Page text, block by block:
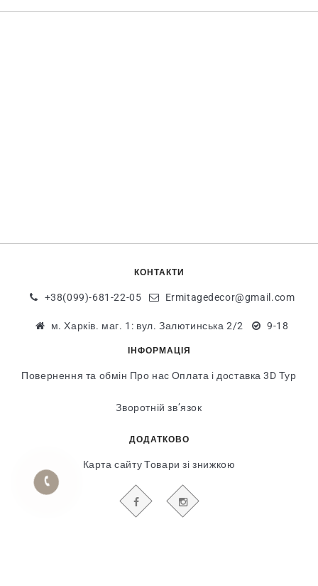
КОНТАКТИ
+38(099)-681-22-05 Ermitagedecor@gmail.com
м. Харків. маг. 1: вул. Залютинська 2/2 9-18
ІНФОРМАЦІЯ
Повернення та обмін Про нас Оплата і доставка 3D Тур
Зворотній зв’язок
ДОДАТКОВО
Карта сайту Товари зі знижкою